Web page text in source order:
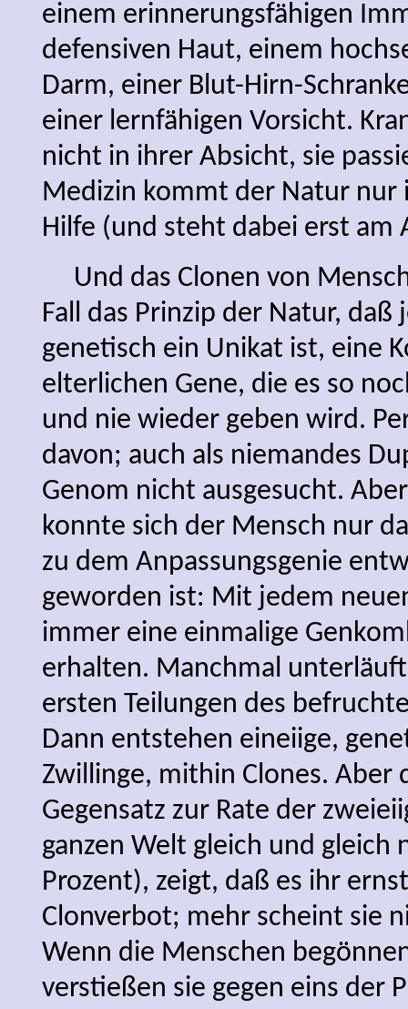
einem erinnerungsfähigen
defensiven Haut, einem
Darm, einer Blut-Hirn-
einer lernfähigen Vorsicht.
nicht in ihrer Absicht, sie
Medizin kommt der Natur
Hilfe (und steht dabei erst am
Und das Clonen von
Fall das Prinzip der Natur,
genetisch ein Unikat ist, eine
elterlichen Gene, die es so
und nie wieder geben wird.
davon; auch als niemandes
Genom nicht ausgesucht.
konnte sich der Mensch nur
zu dem Anpassungsgenie
geworden ist: Mit jedem
immer eine einmalige
erhalten. Manchmal
ersten Teilungen des
Dann entstehen eineiige,
Zwillinge, mithin Clones. Aber
Gegensatz zur Rate der
ganzen Welt gleich und gleich
Prozent), zeigt, daß es ihr
Clonverbot; mehr scheint sie
Wenn die Menschen
verstießen sie gegen eins der